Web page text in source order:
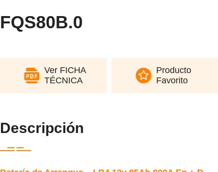
FQS80B.0
Ver FICHA
TÉCNICA
Producto
Favorito
Descripción